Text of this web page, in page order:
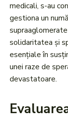
medicali, s-au
gestiona un
solidaritatea și
esențiale în
unei raze de
devastatoare.